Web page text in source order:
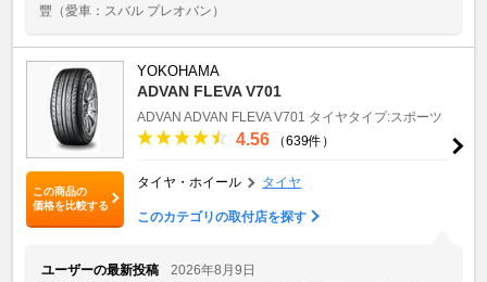
豐 （愛車：スバル プレオバン）
この商品の
価格を比較する
YOKOHAMA
ADVAN FLEVA V701
ADVAN ADVAN FLEVA V701 タイヤタイプ:スポーツ
4.56 （639件）
タイヤ・ホイール タイヤ
このカテゴリの取付店を探す
ユーザーの最新投稿
2026年8月9日